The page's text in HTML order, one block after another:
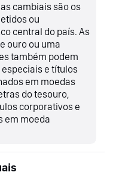
cambiais são os
ou
central do país. As
ouro ou uma
também podem
e títulos
em moedas
do tesouro,
corporativos e
em moeda